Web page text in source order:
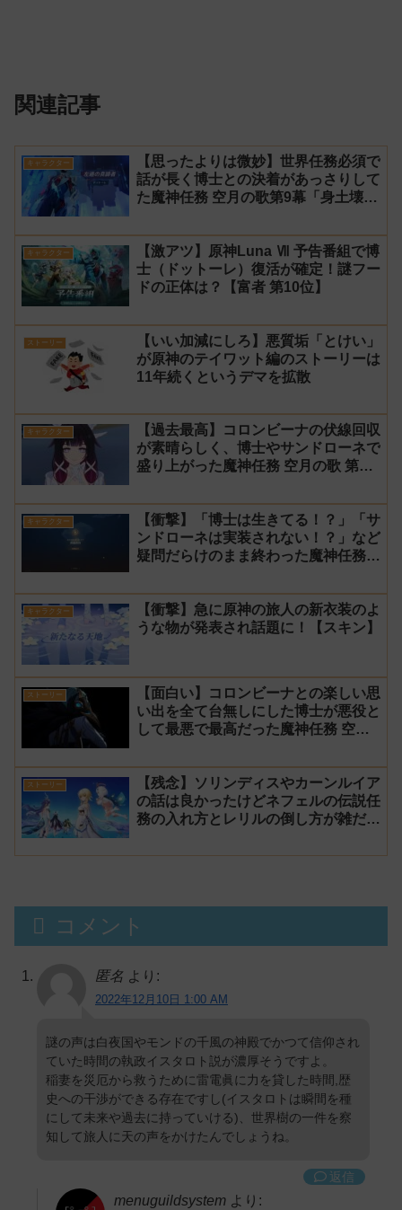
関連記事
キャラクター
【思ったよりは微妙】世界任務必須で
話が長く博士との決着があっさりして
た魔神任務 空月の歌第9幕「身土壊
プラーナ」感想
キャラクター
【激アツ】原神Luna Ⅶ 予告番組で博
士（ドットーレ）復活が確定！謎フー
ドの正体は？【富者 第10位】
ストーリー
【いい加減にしろ】悪質垢「とけい」
が原神のテイワット編のストーリーは
11年続くというデマを拡散
キャラクター
【過去最高】コロンビーナの伏線回収
が素晴らしく、博士やサンドローネで
盛り上がった魔神任務 空月の歌 第7
キャラクター
【衝撃】「博士は生きてる！？」「サ
ンドローネは実装されない！？」など
疑問だらけのまま終わった魔神任務
キャラクター
【衝撃】急に原神の旅人の新衣装のよ
うな物が発表され話題に！【スキン】
ストーリー
【面白い】コロンビーナとの楽しい思
い出を全て台無しにした博士が悪役と
して最悪で最高だった魔神任務 空月
ストーリー
【残念】ソリンディスやカーンルイア
の話は良かったけどネフェルの伝説任
務の入れ方とレリルの倒し方が雑だっ
コメント
匿名 より:
2022年12月10日 1:00 AM
謎の声は白夜国やモンドの千風の神殿でかつて信仰され
ていた時間の執政イスタロト説が濃厚そうですよ。
稲妻を災厄から救うために雷電眞に力を貸した時間,歴
史への干渉ができる存在ですし(イスタロトは瞬間を種
にして未来や過去に持っていける)、世界樹の一件を察
知して旅人に天の声をかけたんでしょうね。
返信
menuguildsystem より: